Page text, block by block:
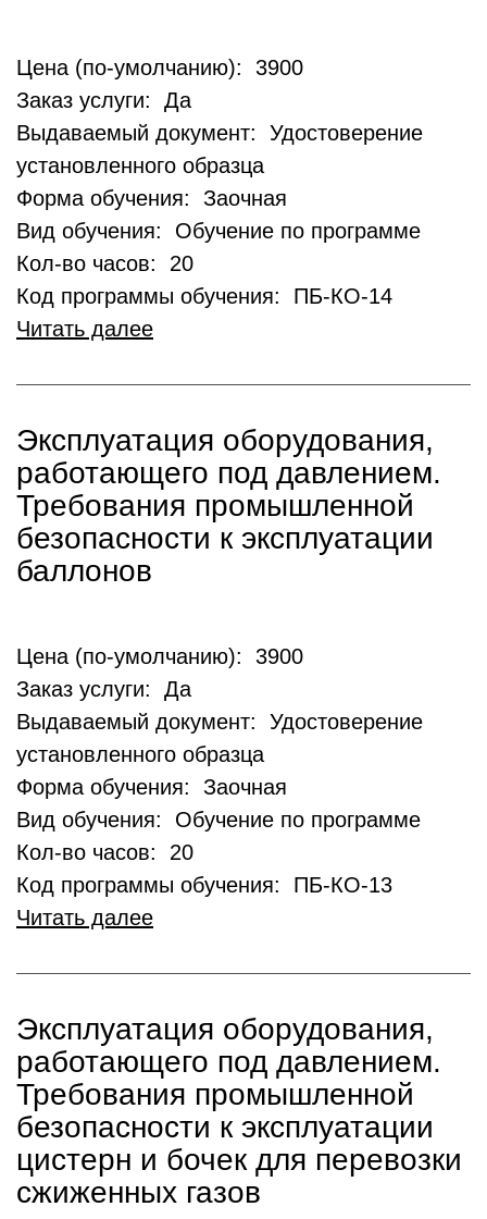
Цена (по-умолчанию): 3900
Заказ услуги: Да
Выдаваемый документ: Удостоверение
установленного образца
Форма обучения: Заочная
Вид обучения: Обучение по программе
Кол-во часов: 20
Код программы обучения: ПБ-КО-14
Читать далее
Эксплуатация оборудования,
работающего под давлением.
Требования промышленной
безопасности к эксплуатации
баллонов
Цена (по-умолчанию): 3900
Заказ услуги: Да
Выдаваемый документ: Удостоверение
установленного образца
Форма обучения: Заочная
Вид обучения: Обучение по программе
Кол-во часов: 20
Код программы обучения: ПБ-КО-13
Читать далее
Эксплуатация оборудования,
работающего под давлением.
Требования промышленной
безопасности к эксплуатации
цистерн и бочек для перевозки
сжиженных газов